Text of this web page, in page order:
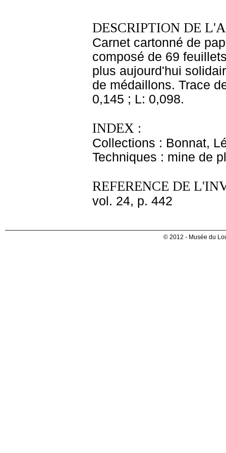
DESCRIPTION DE
Carnet cartonné de
composé de 69
plus aujourd'hui
de médaillons. Trace
0,145 ; L: 0,098.
INDEX :
Collections : Bonnat,
Techniques : mine de
REFERENCE DE
vol. 24, p. 442
© 2012 - Musée du